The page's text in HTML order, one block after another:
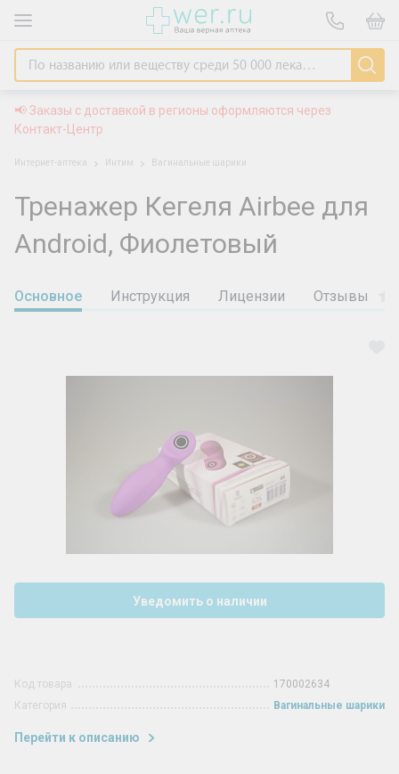
📢 Заказы с доставкой в регионы оформляются через
Контакт-Центр
Интернет-аптека Интим Вагинальные шарики
Тренажер Кегеля Airbee для
Android, Фиолетовый
Основное Инструкция Лицензии Отзывы
Уведомить о наличии
Код товара
170002634
Категория
Вагинальные шарики
Перейти к описанию